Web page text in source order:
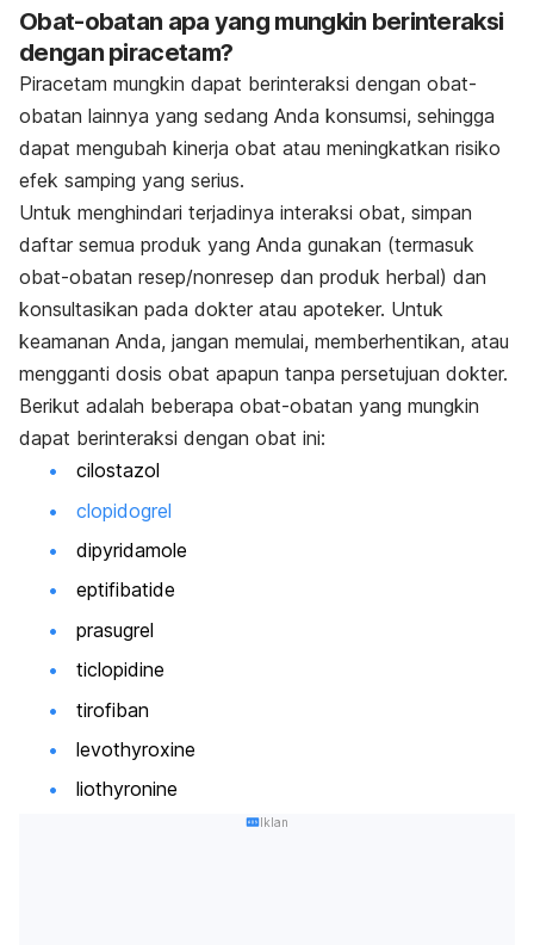
Obat-obatan apa yang mungkin berinteraksi
dengan piracetam?
Piracetam mungkin dapat berinteraksi dengan obat-
obatan lainnya yang sedang Anda konsumsi, sehingga
dapat mengubah kinerja obat atau meningkatkan risiko
efek samping yang serius.
Untuk menghindari terjadinya interaksi obat, simpan
daftar semua produk yang Anda gunakan (termasuk
obat-obatan resep/nonresep dan produk herbal) dan
konsultasikan pada dokter atau apoteker. Untuk
keamanan Anda, jangan memulai, memberhentikan, atau
mengganti dosis obat apapun tanpa persetujuan dokter.
Berikut adalah beberapa obat-obatan yang mungkin
dapat berinteraksi dengan obat ini:
cilostazol
clopidogrel
dipyridamole
eptifibatide
prasugrel
ticlopidine
tirofiban
levothyroxine
liothyronine
Iklan